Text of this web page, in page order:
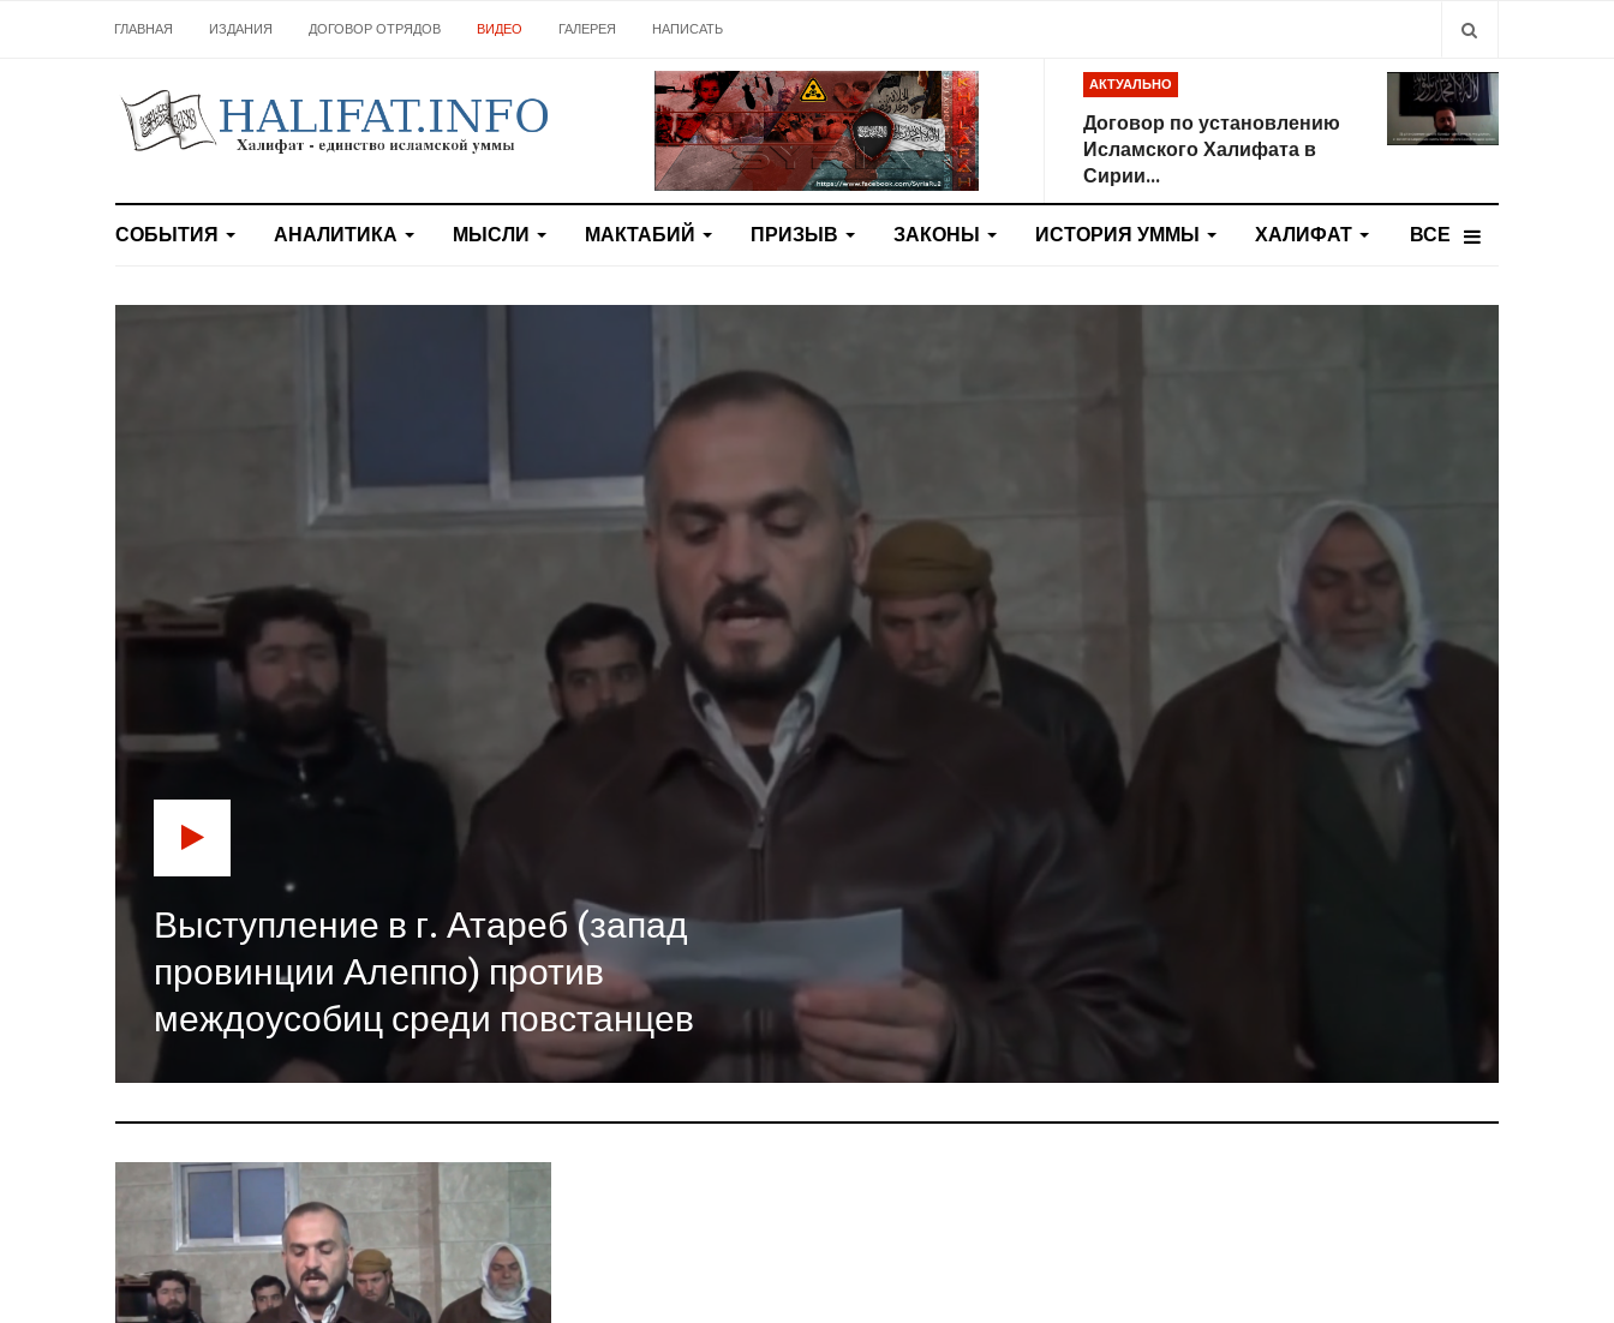
ГЛАВНАЯ ИЗДАНИЯ ДОГОВОР ОТРЯДОВ ВИДЕО ГАЛЕРЕЯ НАПИСАТЬ
Type 2 or
АКТУАЛЬНО
Договор по установлению
Исламского Халифата в
Сирии...
СОБЫТИЯ АНАЛИТИКА МЫСЛИ МАКТАБИЙ ПРИЗЫВ ЗАКОНЫ ИСТОРИЯ УММЫ ВСЕ
ХАЛИФАТ
Выступление в г. Атареб (запад
провинции Алеппо) против
междоусобиц среди повстанцев